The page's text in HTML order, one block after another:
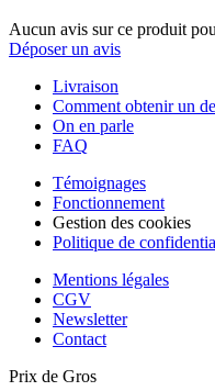
Aucun avis sur ce produit
Déposer un avis
Livraison
Comment obtenir un
On en parle
FAQ
Témoignages
Fonctionnement
Gestion des cookies
Politique de
Mentions légales
CGV
Newsletter
Contact
Prix de Gros